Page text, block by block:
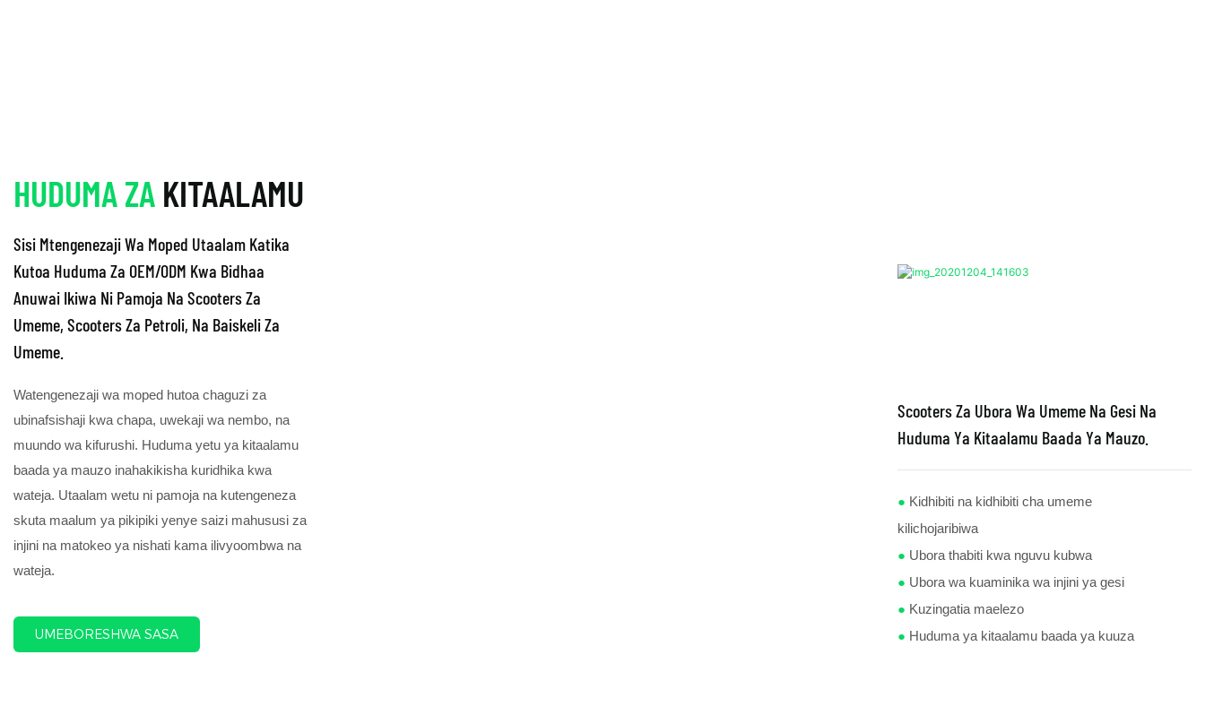
HUDUMA ZA KITAALAMU
Sisi Mtengenezaji Wa Moped Utaalam Katika
Kutoa Huduma Za OEM/ODM Kwa Bidhaa
Anuwai Ikiwa Ni Pamoja Na Scooters Za
Umeme, Scooters Za Petroli, Na Baiskeli Za
Umeme.
Watengenezaji wa moped hutoa chaguzi za
ubinafsishaji kwa chapa, uwekaji wa nembo, na
muundo wa kifurushi. Huduma yetu ya kitaalamu
baada ya mauzo inahakikisha kuridhika kwa
wateja. Utaalam wetu ni pamoja na kutengeneza
skuta maalum ya pikipiki yenye saizi mahususi za
injini na matokeo ya nishati kama ilivyoombwa na
wateja.
UMEBORESHWA SASA
Scooters Za Ubora Wa Umeme Na Gesi Na
Huduma Ya Kitaalamu Baada Ya Mauzo.
● Kidhibiti na kidhibiti cha umeme
kilichojaribiwa
● Ubora thabiti kwa nguvu kubwa
● Ubora wa kuaminika wa injini ya gesi
● Kuzingatia maelezo
● Huduma ya kitaalamu baada ya kuuza